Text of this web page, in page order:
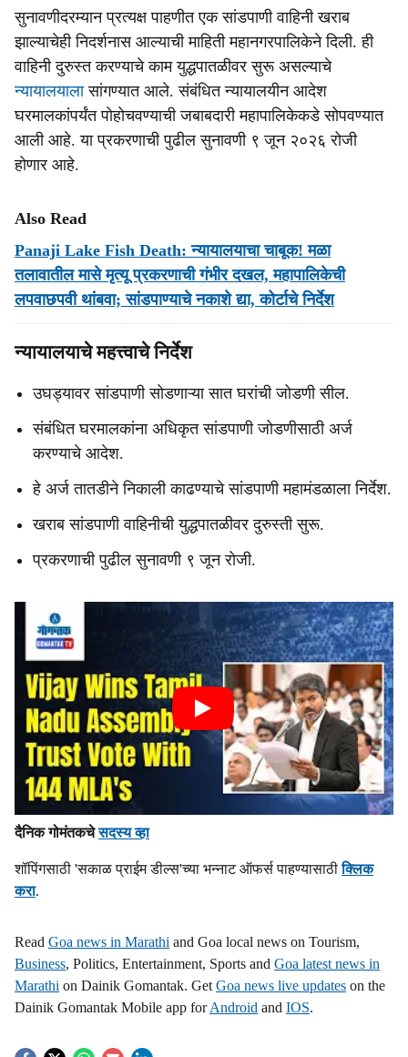
सुनावणीदरम्यान प्रत्यक्ष पाहणीत एक सांडपाणी वाहिनी खराब
झाल्याचेही निदर्शनास आल्याची माहिती महानगरपालिकेने दिली. ही
वाहिनी दुरुस्त करण्याचे काम युद्धपातळीवर सुरू असल्याचे
न्यायालयालासांगण्यात आले. संबंधित न्यायालयीन आदेश
घरमालकांपर्यंत पोहोचवण्याची जबाबदारी महापालिकेकडे सोपवण्यात
आली आहे. या प्रकरणाची पुढील सुनावणी ९ जून २०२६ रोजी
होणार आहे.
Also Read
Panaji Lake Fish Death: न्यायालयाचा चाबूक! मळा
तलावातील मासे मृत्यू प्रकरणाची गंभीर दखल, महापालिकेची
लपवाछपवी थांबवा; सांडपाण्याचे नकाशे द्या, कोर्टाचे निर्देश
न्यायालयाचे महत्त्वाचे निर्देश
उघड्यावर सांडपाणी सोडणाऱ्या सात घरांची जोडणी सील.
संबंधित घरमालकांना अधिकृत सांडपाणी जोडणीसाठी अर्ज
करण्याचे आदेश.
हे अर्ज तातडीने निकाली काढण्याचे सांडपाणी महामंडळाला निर्देश.
खराब सांडपाणी वाहिनीची युद्धपातळीवर दुरुस्ती सुरू.
प्रकरणाची पुढील सुनावणी ९ जून रोजी.
दैनिक गोमंतकचेसदस्य व्हा
शॉपिंगसाठी 'सकाळ प्राईम डील्स'च्या भन्नाट ऑफर्स पाहण्यासाठीक्लिक
करा.
Read Goa news in Marathi and Goa local news on Tourism,
Business, Politics, Entertainment, Sports and Goa latest news in
Marathi on Dainik Gomantak. Get Goa news live updates on the
Dainik Gomantak Mobile app forAndroid and IOS.